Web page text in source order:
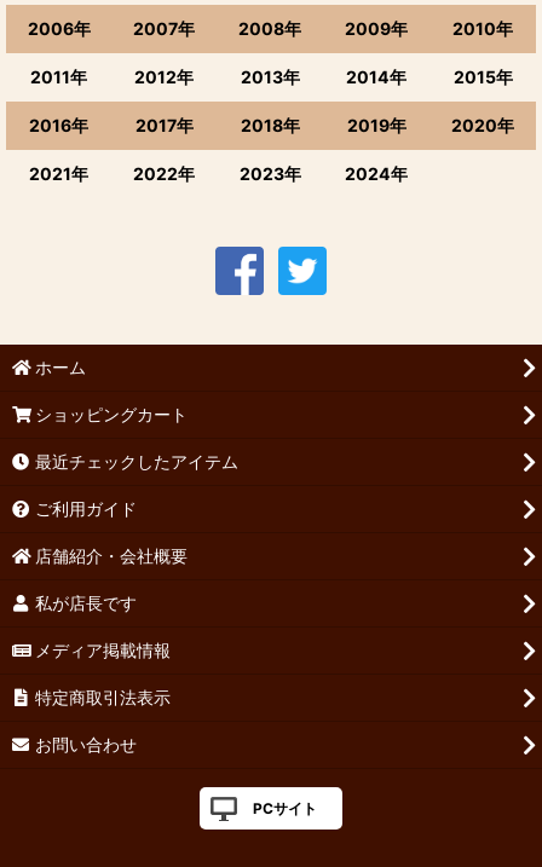
2006年 2007年 2008年 2009年 2010年
2011年 2012年 2013年 2014年 2015年
2016年 2017年 2018年 2019年 2020年
2021年 2022年 2023年 2024年
ホーム
ショッピングカート
最近チェックしたアイテム
ご利用ガイド
店舗紹介・会社概要
私が店長です
メディア掲載情報
特定商取引法表示
お問い合わせ
PCサイト